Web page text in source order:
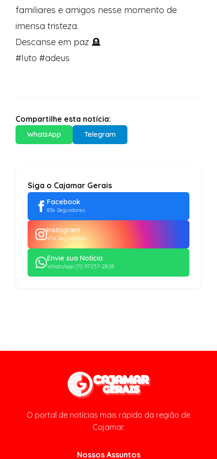
familiares e amigos nesse momento de
imensa tristeza.
Descanse em paz 🪦
#luto #adeus
Compartilhe esta notícia:
WhatsApp Telegram
Siga o Cajamar Gerais
Facebook
83k Seguidores
Instagram
45k Seguidores
Envie sua Notícia
WhatsApp (11) 97257-2828
O portal de notícias mais rápido da região de
Cajamar.
Nossos Assuntos